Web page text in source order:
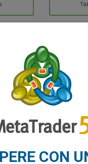
Cree una cuenta de trading
CON